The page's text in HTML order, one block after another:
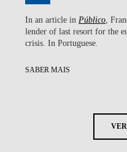
In an article in Público ,
lender of last resort for the
crisis. In Portuguese.
SABER MAIS